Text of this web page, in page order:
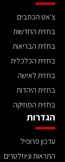
צ'אט הכתבים
בחזית החדשות
בחזית הבריאות
בחזית הכלכלית
בחזית לאישה
בחזית היהדות
בחזית המוזיקה
הגדרות
עדכון פרופיל
התראות וניוזלטרים